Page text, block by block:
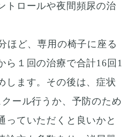
トロールや夜間頻尿の治
ほど、専用の椅子に座る
ら１回の治療で合計16回1
します。その後は、症状
ール行うか、予防のため
っていただくと良いかと